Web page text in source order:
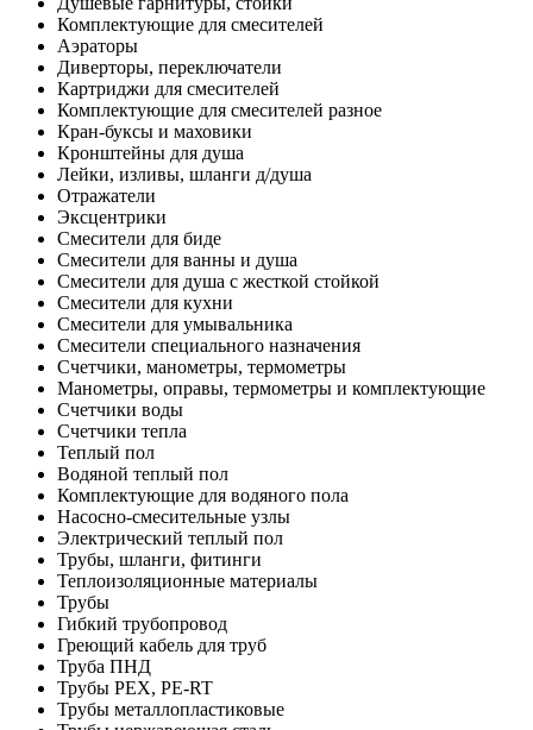
Комплектующие для смесителей
Аэраторы
Диверторы, переключатели
Картриджи для смесителей
Комплектующие для смесителей разное
Кран-буксы и маховики
Кронштейны для душа
Лейки, изливы, шланги д/душа
Отражатели
Эксцентрики
Смесители для биде
Смесители для ванны и душа
Смесители для душа с жесткой стойкой
Смесители для кухни
Смесители для умывальника
Смесители специального назначения
Счетчики, манометры, термометры
Манометры, оправы, термометры и комплектующие
Счетчики воды
Счетчики тепла
Теплый пол
Водяной теплый пол
Комплектующие для водяного пола
Насосно-смесительные узлы
Электрический теплый пол
Трубы, шланги, фитинги
Теплоизоляционные материалы
Трубы
Гибкий трубопровод
Греющий кабель для труб
Труба ПНД
Трубы PEX, PE-RT
Трубы металлопластиковые